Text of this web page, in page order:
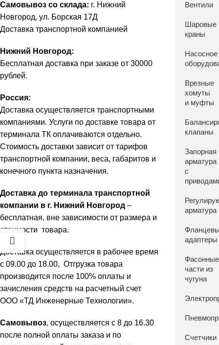
Самовывоз со склада: г. Нижний
Новгород, ул. Борская 17Д
Доставка транспортной компанией
Нижний Новгород:
Бесплатная доставка при заказе от 30000
рублей.
Россия:
Доставка осуществляется транспортными
компаниями. Услуги по доставке товара от
терминала ТК оплачиваются отдельно.
Стоимость доставки зависит от тарифов
транспортной компании, веса, габаритов и
конечного пункта назначения.
Доставка до терминала транспортной
компании в г. Нижний Новгород –
бесплатная, вне зависимости от размера и
стоимости товара.
Доставка осуществляется в рабочее время
с 09.00 до 18.00, Отгрузка товара
производится после 100% оплаты и
зачисления средств на расчетный счет
ООО «ТД Инженерные Технологии».
Самовывоз, осуществляется с 8 до 16.30
после полной оплаты заказа и по
Вентили
Шаровые
краны
Насосное
Врезные
хомуты
и муфты
клапаны
Запорная
арматура
с
арматура
адаптеры
Фасонные
части из
чугуна
Счетчики